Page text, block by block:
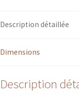
Description détaillée
Dimensions
Description